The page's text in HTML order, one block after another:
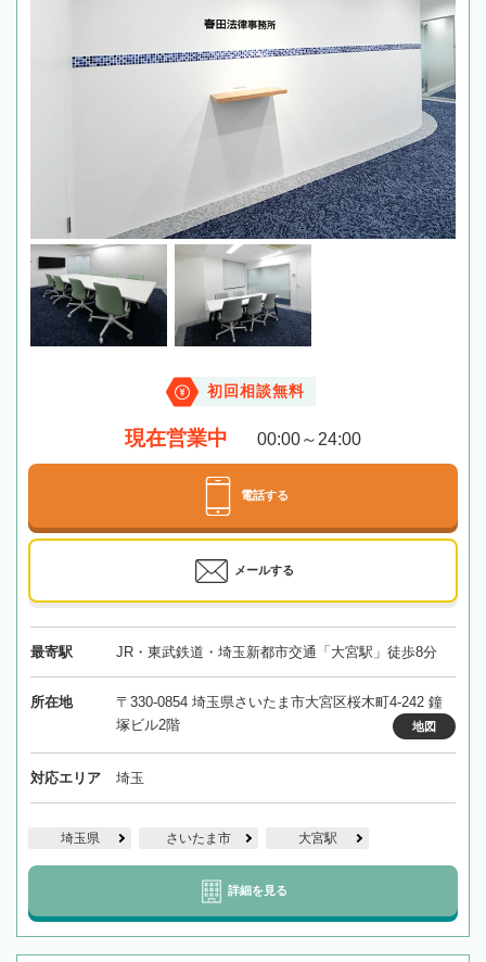
初回相談無料
現在営業中 00:00～24:00
電話する
メールする
最寄駅 JR・東武鉄道・埼玉新都市交通「大宮駅」徒歩8分
所在地
〒330-0854 埼玉県さいたま市大宮区桜木町4-242 鐘
塚ビル2階
地図
対応エリア 埼玉
埼玉県 さいたま市 大宮駅
詳細を見る